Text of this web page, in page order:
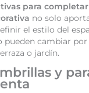
para
no solo
el estilo del
pueden cambiar
o jardín.
y